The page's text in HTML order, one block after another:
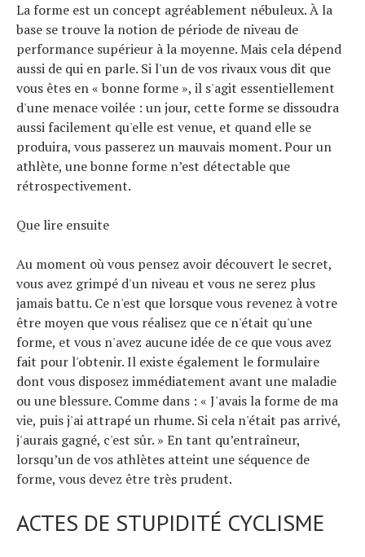
La forme est un concept agréablement nébuleux. À la
base se trouve la notion de période de niveau de
performance supérieur à la moyenne. Mais cela dépend
aussi de qui en parle. Si l'un de vos rivaux vous dit que
vous êtes en « bonne forme », il s'agit essentiellement
d'une menace voilée : un jour, cette forme se dissoudra
aussi facilement qu'elle est venue, et quand elle se
produira, vous passerez un mauvais moment. Pour un
athlète, une bonne forme n’est détectable que
rétrospectivement.
Que lire ensuite
Au moment où vous pensez avoir découvert le secret,
vous avez grimpé d'un niveau et vous ne serez plus
jamais battu. Ce n'est que lorsque vous revenez à votre
être moyen que vous réalisez que ce n'était qu'une
forme, et vous n'avez aucune idée de ce que vous avez
fait pour l'obtenir. Il existe également le formulaire
dont vous disposez immédiatement avant une maladie
ou une blessure. Comme dans : « J'avais la forme de ma
vie, puis j'ai attrapé un rhume. Si cela n'était pas arrivé,
j'aurais gagné, c'est sûr. » En tant qu’entraîneur,
lorsqu’un de vos athlètes atteint une séquence de
forme, vous devez être très prudent.
ACTES DE STUPIDITÉ CYCLISME